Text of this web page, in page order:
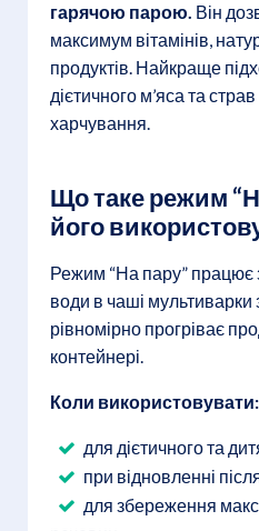
гарячою парою. Він
максимум вітамінів,
продуктів. Найкраще
дієтичного м’яса та
харчування.
Що таке режим
його
Режим “На пару” працює
води в чаші
рівномірно прогріває
контейнері.
Коли використовувати:
для дієтичного та
при відновленні
для збереження